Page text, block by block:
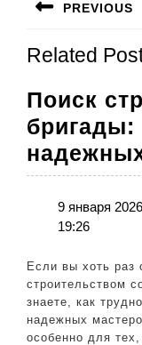
по
записям
PREVIOUS
запись:
Related
Поиск
9 января 2026
19:26
Если вы хоть раз сталкивались с ремонтом или
строительством
знаете, как
надежных
особенно для тех,